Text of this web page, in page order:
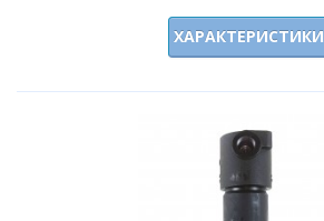
ХАРАКТЕРИСТИКИ